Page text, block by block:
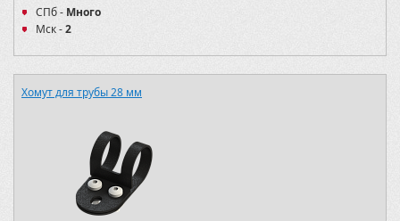
СПб - Много
Мск -2
Хомут для трубы 28 мм